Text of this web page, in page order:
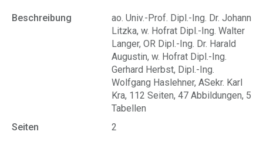
Beschreibung
ao. Univ.-Prof. Dipl.-Ing. Dr. Johann
Litzka, w. Hofrat Dipl.-Ing. Walter
Langer, OR Dipl.-Ing. Dr. Harald
Augustin, w. Hofrat Dipl.-Ing.
Gerhard Herbst, Dipl.-Ing.
Wolfgang Haslehner, ASekr. Karl
Kra, 112 Seiten, 47 Abbildungen, 5
Tabellen
Seiten
2